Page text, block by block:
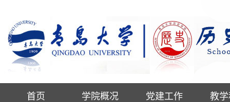
首页 学院概况 党建工作 教